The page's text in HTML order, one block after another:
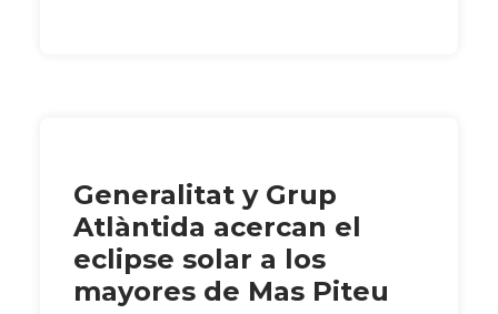
Generalitat y Grup
Atlàntida acercan el
eclipse solar a los
mayores de Mas Piteu